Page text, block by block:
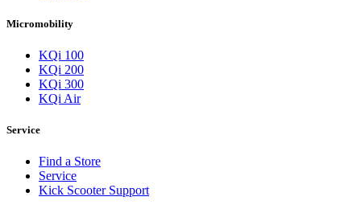
Micromobility
KQi 100
KQi 200
KQi 300
KQi Air
Service
Find a Store
Service
Kick Scooter Support